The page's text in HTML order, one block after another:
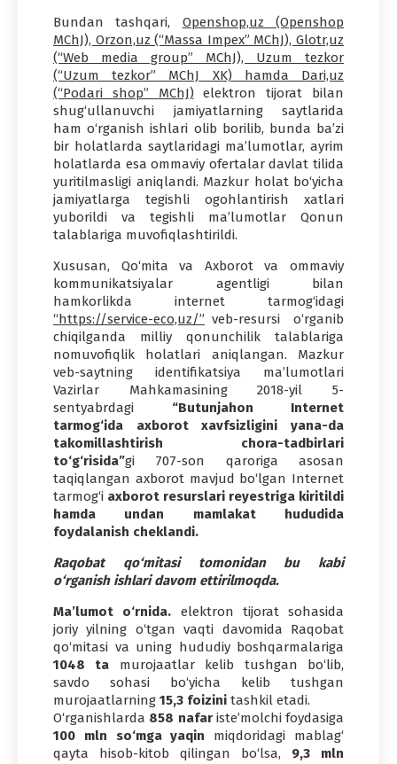
Bundan tashqari, Openshop,uz (Openshop
MChJ), Orzon,uz (“Massa Impex” MChJ), Glotr,uz
(“Web media group” MChJ), Uzum tezkor
(“Uzum tezkor” MChJ XK) hamda Dari,uz
(“Podari shop” MChJ)elektron tijorat bilan
shug‘ullanuvchi jamiyatlarning saytlarida
ham o‘rganish ishlari olib borilib, bunda ba’zi
bir holatlarda saytlaridagi ma’lumotlar, ayrim
holatlarda esa ommaviy ofertalar davlat tilida
yuritilmasligi aniqlandi. Mazkur holat bo‘yicha
jamiyatlarga tegishli ogohlantirish xatlari
yuborildi va tegishli ma’lumotlar Qonun
talablariga muvofiqlashtirildi.
Xususan, Qo‘mita va Axborot va ommaviy
kommunikatsiyalar agentligi bilan
hamkorlikda internet tarmog‘idagi
“https://service-eco,uz/” veb-resursi o‘rganib
chiqilganda milliy qonunchilik talablariga
nomuvofiqlik holatlari aniqlangan. Mazkur
veb-saytning identifikatsiya ma’lumotlari
Vazirlar Mahkamasining 2018-yil 5-
sentyabrdagi “Butunjahon Internet
tarmog‘ida axborot xavfsizligini yana-da
takomillashtirish chora-tadbirlari
to‘g‘risida”gi 707-son qaroriga asosan
taqiqlangan axborot mavjud bo‘lgan Internet
tarmog‘i axborot resurslari reyestriga kiritildi
hamda undan mamlakat hududida
foydalanish cheklandi.
Raqobat qo‘mitasi tomonidan bu kabi
o‘rganish ishlari davom ettirilmoqda.
Ma’lumot o‘rnida. elektron tijorat sohasida
joriy yilning o‘tgan vaqti davomida Raqobat
qo‘mitasi va uning hududiy boshqarmalariga
1048 ta murojaatlar kelib tushgan bo‘lib,
savdo sohasi bo‘yicha kelib tushgan
murojaatlarning 15,3 foizini tashkil etadi.
O‘rganishlarda 858 nafariste’molchi foydasiga
100 mln so‘mga yaqin miqdoridagi mablag‘
qayta hisob-kitob qilingan bo‘lsa, 9,3 mln